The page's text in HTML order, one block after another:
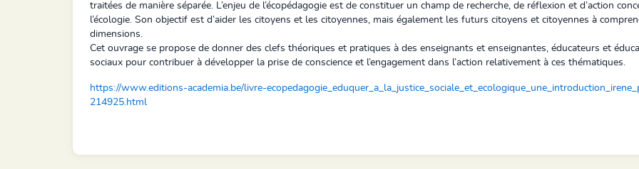
traitées de manière séparée. L’enjeu de l’écopédagogie est de constituer un champ de recherche, de réflexion et d’action
l’écologie. Son objectif est d’aider les citoyens et les citoyennes, mais également les futurs citoyens et citoyennes à
dimensions.
Cet ouvrage se propose de donner des clefs théoriques et pratiques à des enseignants et enseignantes, éducateurs et
sociaux pour contribuer à développer la prise de conscience et l’engagement dans l’action relativement à ces thématiques.
https://www.editions-academia.be/livre-
214925.html